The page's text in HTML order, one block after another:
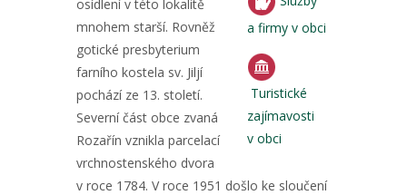
a firmy v obci
Turistické
zajímavosti
v obci
osídlení v této lokalitě
mnohem starší. Rovněž
gotické presbyterium
farního kostela sv. Jiljí
pochází ze 13. století.
Severní část obce zvaná
Rozařín vznikla parcelací
vrchnostenského dvora
v roce 1784. V roce 1951 došlo ke sloučení